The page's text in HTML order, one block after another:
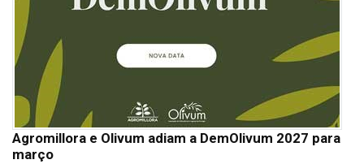
Agromillora e Olivum adiam a DemOlivum 2027 para
março